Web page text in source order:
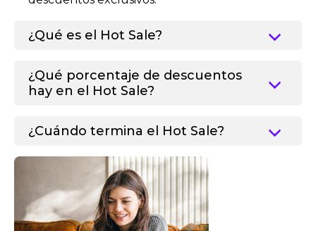
¿Qué es el Hot Sale?
¿Qué porcentaje de descuentos
hay en el Hot Sale?
¿Cuándo termina el Hot Sale?